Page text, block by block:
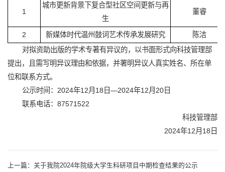
1
城市更新背景下复合型社区空间更新与再
生
董睿
2 新媒体时代温州鼓词艺术传承发展研究
陈洁
对拟资助出版的学术专著有异议的，以书面形式向科技管理部
提出，且需写明异议理由和依据，并署明异议人真实姓名、所在单
位和联系方式。
公示时间：2024年12月18日—2024年12月20日
联系电话：87571522
科技管理部
2024年12月18日
上一篇： 关于我院2024年院级大学生科研项目中期检查结果的公示